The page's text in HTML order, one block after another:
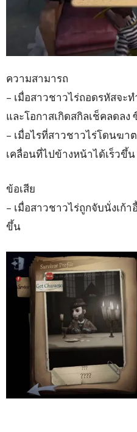
ความสามารถ
– เมื่อสาวชาวไร่ถอดรหัสจะ
และโอกาสเกิดสกิลเช็คลดล
– เมื่อไรที่สาวชาวไร่โดนฆา
เคลื่อนที่ไปข้างหน้าได้เร็วขึ้
ข้อเสีย
– เมื่อสาวชาวไร่ถูกจับนั่งเก้า
ขึ้น